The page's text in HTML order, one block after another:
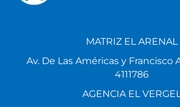
MATRIZ EL ARENAL
Av. De Las Américas y Francisco
4111786
AGENCIA EL